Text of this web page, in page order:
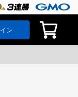
ン